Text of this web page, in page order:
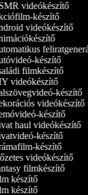
videókészítő
készítő
videókészítő
készítő
filmkészítő
videókészítő
készítő
videókészítő
haul videókészítő
készítő
készítő
videókészítő
filmkészítő
készítő
készítő